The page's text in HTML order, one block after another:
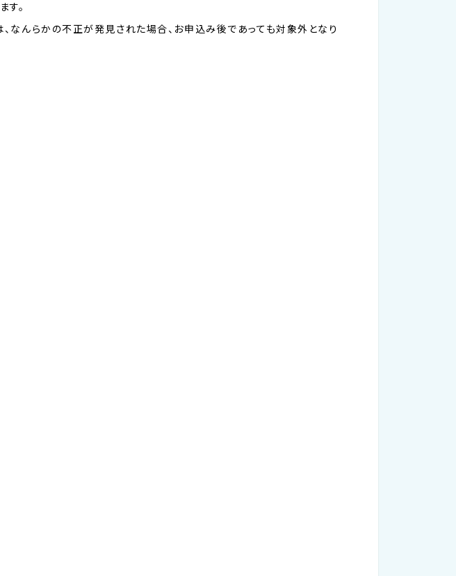
。
なんらかの不正が発見された場合、お申込み後であっても対象外となり